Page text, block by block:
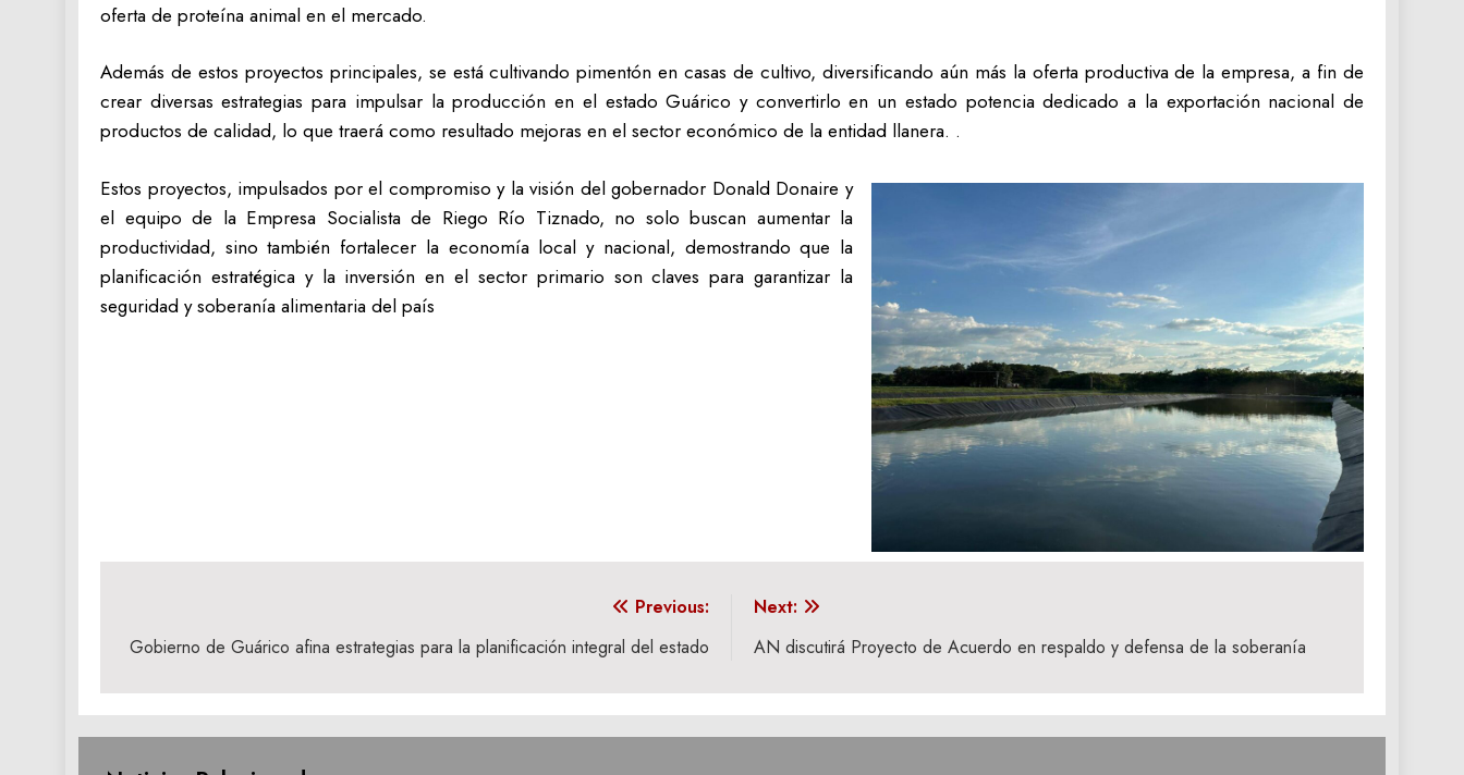
oferta de proteína animal en el mercado.
Además de estos proyectos principales, se está cultivando pimentón en casas de cultivo, diversificando aún más la oferta productiva de la empresa, a fin de
crear diversas estrategias para impulsar la producción en el estado Guárico y convertirlo en un estado potencia dedicado a la exportación nacional de
productos de calidad, lo que traerá como resultado mejoras en el sector económico de la entidad llanera. .
Estos proyectos, impulsados por el compromiso y la visión del gobernador Donald Donaire y
el equipo de la Empresa Socialista de Riego Río Tiznado, no solo buscan aumentar la
productividad, sino también fortalecer la economía local y nacional, demostrando que la
planificación estratégica y la inversión en el sector primario son claves para garantizar la
seguridad y soberanía alimentaria del país
de
entradas
Previous:
Gobierno de Guárico afina estrategias para la planificación integral del estado
Next:
AN discutirá Proyecto de Acuerdo en respaldo y defensa de la soberanía